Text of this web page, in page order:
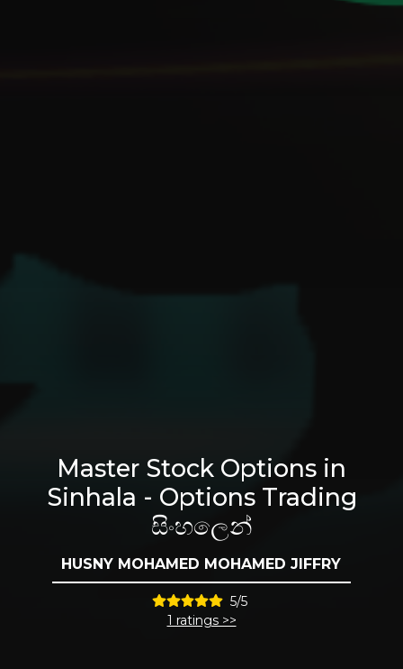
Master Stock Options in
Sinhala - Options Trading
සිංහලෙන්
HUSNY MOHAMED MOHAMED JIFFRY
5/5
1 ratings >>